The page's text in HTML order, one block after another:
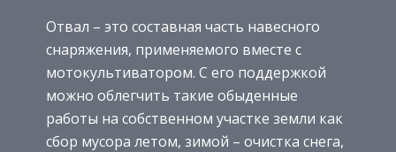
Отвал – это составная часть навесного
снаряжения, применяемого вместе с
мотокультиватором. С его поддержкой
можно облегчить такие обыденные
работы на собственном участке земли как
сбор мусора летом, зимой – очистка снега,